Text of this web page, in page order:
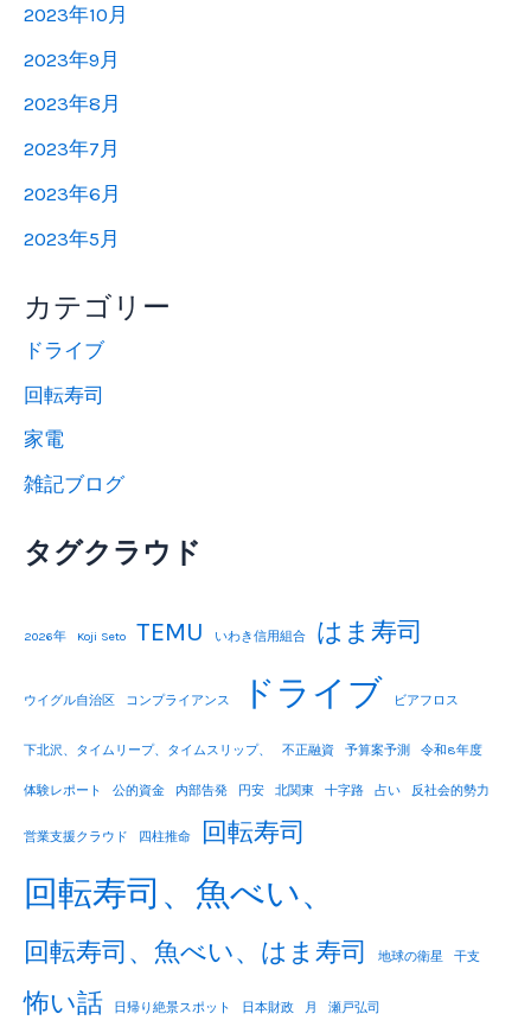
2023年10月
2023年9月
2023年8月
2023年7月
2023年6月
2023年5月
カテゴリー
ドライブ
回転寿司
家電
雑記ブログ
タグクラウド
2026年 Koji Seto TEMU いわき信用組合 はま寿司
ウイグル自治区 コンプライアンス ドライブ ビアフロス
下北沢、タイムリープ、タイムスリップ、 不正融資 予算案予測 令和8年度
体験レポート 公的資金 内部告発 円安 北関東 十字路 占い 反社会的勢力
営業支援クラウド 四柱推命 回転寿司
回転寿司、魚べい、
回転寿司、魚べい、はま寿司 地球の衛星 干支
怖い話 日帰り絶景スポット 日本財政 月 瀬戸弘司